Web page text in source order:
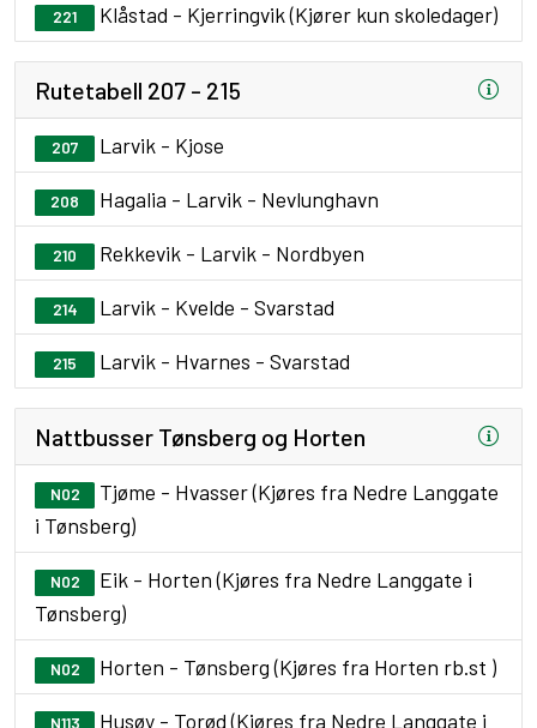
221 Klåstad - Kjerringvik (Kjører kun skoledager)
Rutetabell 207 - 215
207 Larvik - Kjose
208 Hagalia - Larvik - Nevlunghavn
210 Rekkevik - Larvik - Nordbyen
214 Larvik - Kvelde - Svarstad
215 Larvik - Hvarnes - Svarstad
Nattbusser Tønsberg og Horten
N02
Tjøme - Hvasser (Kjøres fra Nedre Langgate
i Tønsberg)
N02
Eik - Horten (Kjøres fra Nedre Langgate i
Tønsberg)
N02 Horten - Tønsberg (Kjøres fra Horten rb.st )
N113
Husøy - Torød (Kjøres fra Nedre Langgate i